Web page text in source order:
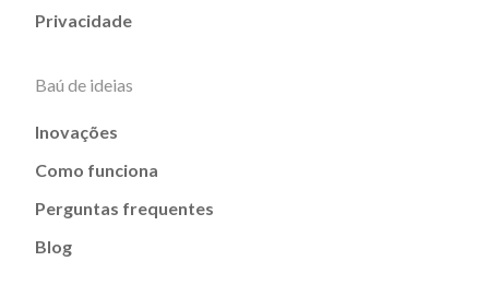
Privacidade
Baú de ideias
Inovações
Como funciona
Perguntas frequentes
Blog